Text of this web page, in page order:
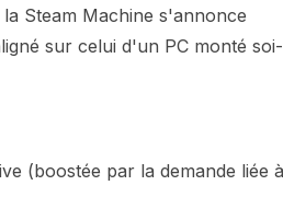
Steam Machine s'annonce
sur celui d'un PC monté soi-
(boostée par la demande liée à